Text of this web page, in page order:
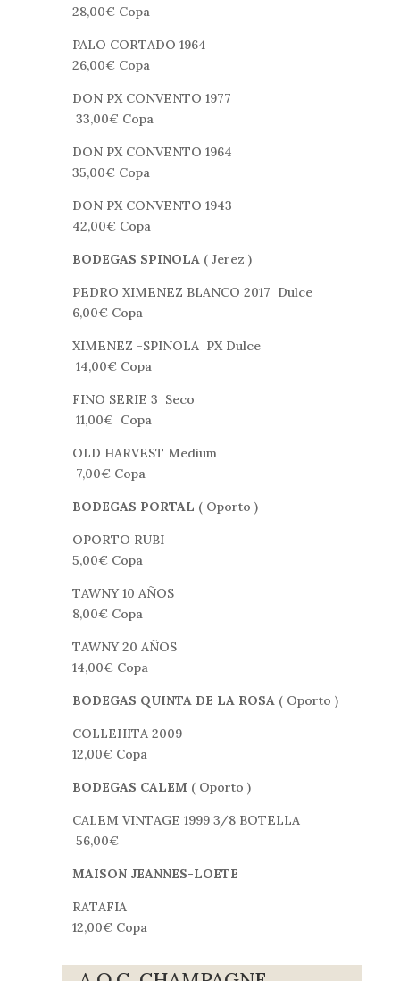
28,00€ Copa
PALO CORTADO 1964
26,00€ Copa
DON PX CONVENTO 1977
33,00€ Copa
DON PX CONVENTO 1964
35,00€ Copa
DON PX CONVENTO 1943
42,00€ Copa
BODEGAS SPINOLA ( Jerez )
PEDRO XIMENEZ BLANCO 2017 Dulce
6,00€ Copa
XIMENEZ -SPINOLA PX Dulce
14,00€ Copa
FINO SERIE 3 Seco
11,00€ Copa
OLD HARVEST Medium
7,00€ Copa
BODEGAS PORTAL ( Oporto )
OPORTO RUBI
5,00€ Copa
TAWNY 10 AÑOS
8,00€ Copa
TAWNY 20 AÑOS
14,00€ Copa
BODEGAS QUINTA DE LA ROSA ( Oporto )
COLLEHITA 2009
12,00€ Copa
BODEGAS CALEM ( Oporto )
CALEM VINTAGE 1999 3/8 BOTELLA
56,00€
MAISON JEANNES-LOETE
RATAFIA
12,00€ Copa